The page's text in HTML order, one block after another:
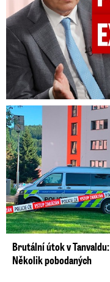
Brutální útok v Tanvaldu:
Několik pobodaných